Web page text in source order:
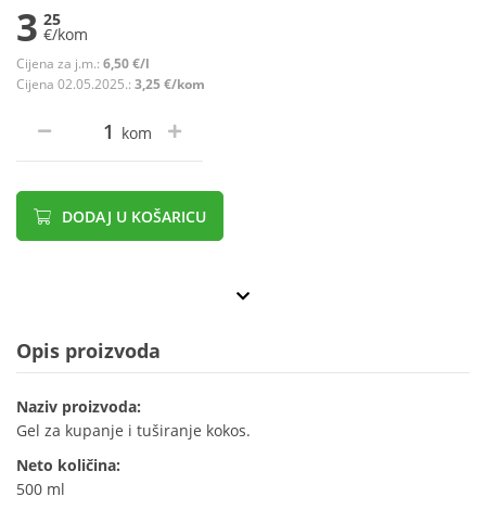
3 25
€/kom
Cijena za j.m.: 6,50 €/l
Cijena 02.05.2025.: 3,25 €/kom
kom
DODAJ U KOŠARICU
Opis proizvoda
Naziv proizvoda:
Gel za kupanje i tuširanje kokos.
Neto količina:
500 ml